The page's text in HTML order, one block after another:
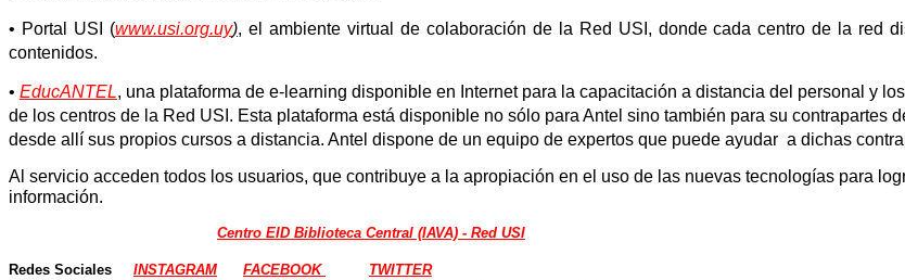
• Portal USI (www.usi.org.uy), el ambiente virtual de colaboración de la Red USI, donde cada centrode la red
contenidos.
• EducANTEL, una plataforma de e-learning disponible en Internet para la capacitación a distancia del personal y los
de los centros de la Red USI. Esta plataforma está disponible no sólo para Antel sino también para su contrapartes
desde allí sus propios cursos a distancia. Antel dispone de un equipo de expertos que puede ayudar a dichas
Al servicio acceden todos los usuarios, que contribuye a la apropiación en el uso de las nuevas tecnologías para
información.
Centro EID Biblioteca Central (IAVA) - Red USI
Redes Sociales INSTAGRAM FACEBOOK
TWITTER